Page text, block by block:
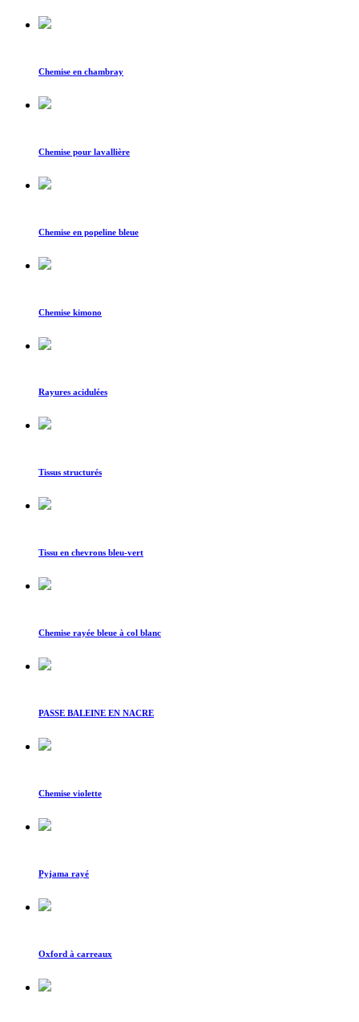
Chemise en chambray
Chemise pour lavallière
Chemise en popeline bleue
Chemise kimono
Rayures acidulées
Tissus structurés
Tissu en chevrons bleu-vert
Chemise rayée bleue à col blanc
PASSE BALEINE EN NACRE
Chemise violette
Pyjama rayé
Oxford à carreaux